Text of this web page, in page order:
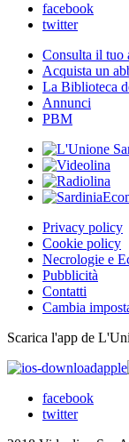
facebook
twitter
Consulta il tuo
Acquista un
La Biblioteca
Annunci
PBM
Privacy policy
Cookie policy
Necrologie e
Pubblicità
Contatti
Cambia
Scarica l'app de
apple
facebook
twitter